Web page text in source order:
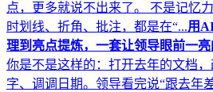
点，更多就说不出来了。 不是记忆
时划线、折角、批注，都是在“...用
理到亮点提炼，一套让领导眼前一
你是不是这样的：打开去年的文档
字、调调日期。领导看完说“跟去年